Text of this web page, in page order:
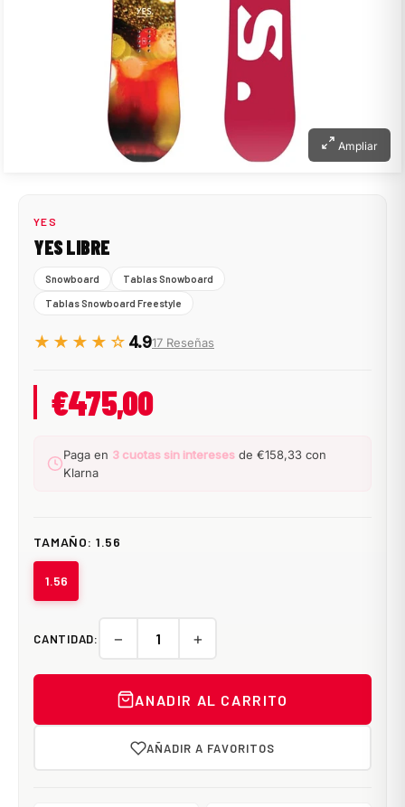
Ampliar
YES
YES LIBRE
Snowboard Tablas Snowboard
Tablas Snowboard Freestyle
★★★★☆ 4.917 Reseñas
€475,00
Paga en 3 cuotas sin interesesde €158,33 con
Klarna
TAMAÑO: 1.56
1.56
CANTIDAD: − +
ANADIR AL CARRITO
AÑADIR A FAVORITOS